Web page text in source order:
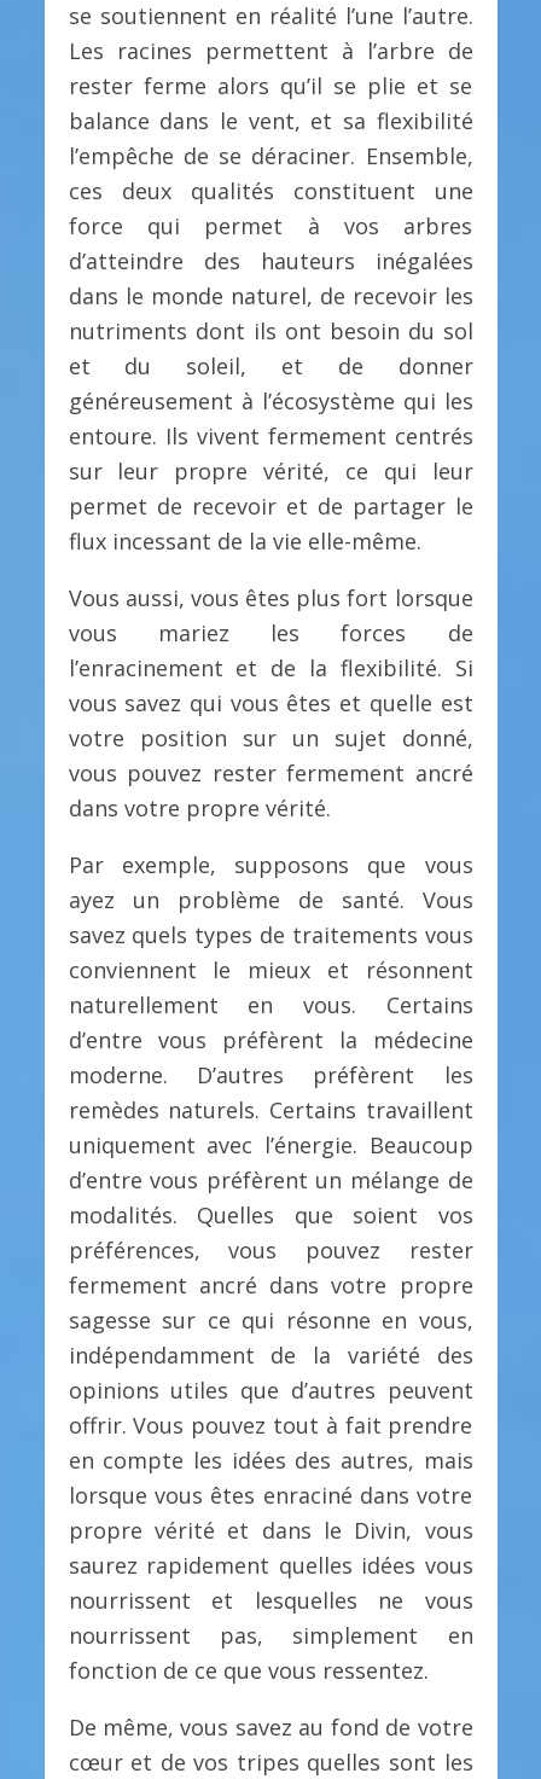
se soutiennent en réalité l’une l’autre.
Les racines permettent à l’arbre de
rester ferme alors qu’il se plie et se
balance dans le vent, et sa flexibilité
l’empêche de se déraciner. Ensemble,
ces deux qualités constituent une
force qui permet à vos arbres
d’atteindre des hauteurs inégalées
dans le monde naturel, de recevoir les
nutriments dont ils ont besoin du sol
et du soleil, et de donner
généreusement à l’écosystème qui les
entoure. Ils vivent fermement centrés
sur leur propre vérité, ce qui leur
permet de recevoir et de partager le
flux incessant de la vie elle-même.
Vous aussi, vous êtes plus fort lorsque
vous mariez les forces de
l’enracinement et de la flexibilité. Si
vous savez qui vous êtes et quelle est
votre position sur un sujet donné,
vous pouvez rester fermement ancré
dans votre propre vérité.
Par exemple, supposons que vous
ayez un problème de santé. Vous
savez quels types de traitements vous
conviennent le mieux et résonnent
naturellement en vous. Certains
d’entre vous préfèrent la médecine
moderne. D’autres préfèrent les
remèdes naturels. Certains travaillent
uniquement avec l’énergie. Beaucoup
d’entre vous préfèrent un mélange de
modalités. Quelles que soient vos
préférences, vous pouvez rester
fermement ancré dans votre propre
sagesse sur ce qui résonne en vous,
indépendamment de la variété des
opinions utiles que d’autres peuvent
offrir. Vous pouvez tout à fait prendre
en compte les idées des autres, mais
lorsque vous êtes enraciné dans votre
propre vérité et dans le Divin, vous
saurez rapidement quelles idées vous
nourrissent et lesquelles ne vous
nourrissent pas, simplement en
fonction de ce que vous ressentez.
De même, vous savez au fond de votre
cœur et de vos tripes quelles sont les